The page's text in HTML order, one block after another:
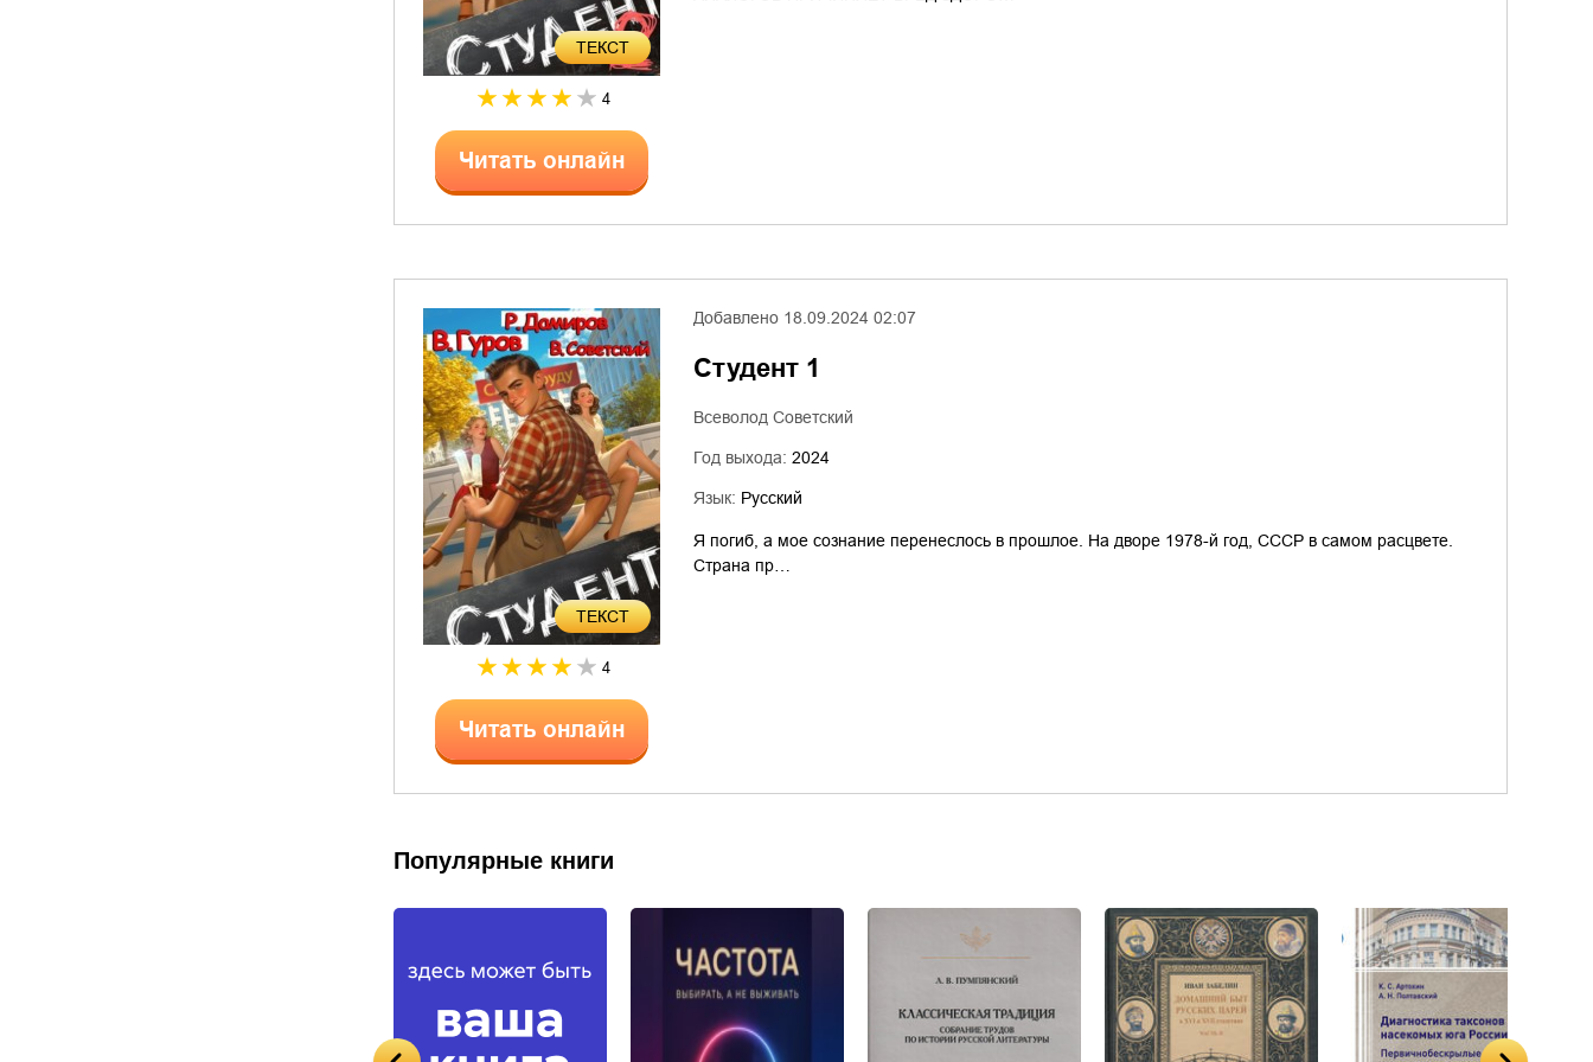
ТЕКСТ
4
Читать онлайн
ТЕКСТ
4
Читать онлайн
Добавлено 18.09.2024 02:07
Студент 1
Всеволод Советский
Год выхода: 2024
Язык: Русский
Я погиб, а мое сознание перенеслось в прошлое. На дворе 1978-й год, СССР в самом расцвете.
Страна пр…
Популярные книги